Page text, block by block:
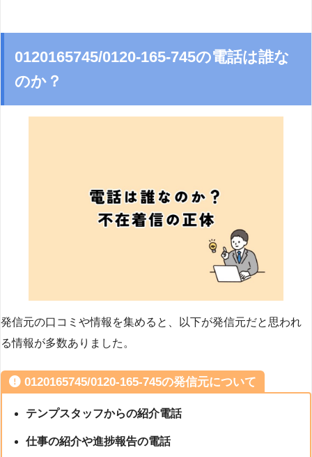
0120165745/0120-165-745の電話は誰な
のか？
発信元の口コミや情報を集めると、以下が発信元だと思われ
る情報が多数ありました。
0120165745/0120-165-745の発信元について
テンプスタッフからの紹介電話
仕事の紹介や進捗報告の電話